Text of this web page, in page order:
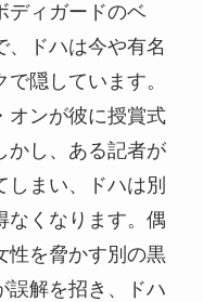
ディガードのベ
、ドハは今や有名
隠しています。
オンが彼に授賞式
かし、ある記者が
まい、ドハは別
なくなります。偶
性を脅かす別の黒
誤解を招き、ドハ